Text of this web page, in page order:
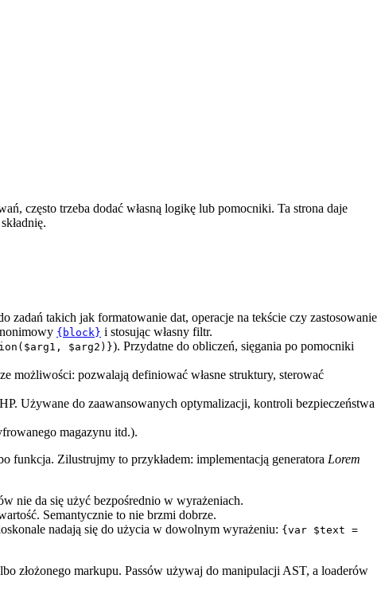
często trzeba dodać własną logikę lub pomocniki. Ta strona daje
zadań takich jak formatowanie dat, operacje na tekście czy zastosowanie
{block} i stosując własny filtr.
$arg2)}). Przydatne do obliczeń, sięgania po pomocniki
możliwości: pozwalają definiować własne struktury, sterować
Używane do zaawansowanych optymalizacji, kontroli bezpieczeństwa
magazynu itd.).
funkcja. Zilustrujmy to przykładem: implementacją generatora Lorem
nie da się użyć bezpośrednio w wyrażeniach.
Semantycznie to nie brzmi dobrze.
nadają się do użycia w dowolnym wyrażeniu: {var $text =
złożonego markupu. Passów używaj do manipulacji AST, a loaderów